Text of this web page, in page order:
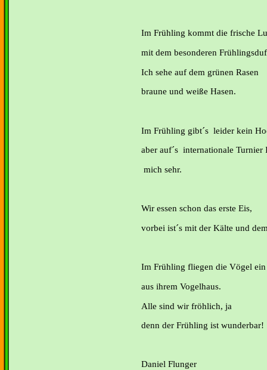
Im Frühling kommt die frische
mit dem besonderen
Ich sehe auf dem grünen Rasen
braune und weiße Hasen.
Im Frühling gibt´s leider kein
aber auf´s internationale
mich sehr.
Wir essen schon das erste Eis,
vorbei ist´s mit der Kälte und
Im Frühling fliegen die Vögel ein
aus ihrem Vogelhaus.
Alle sind wir fröhlich, ja
denn der Frühling ist wunderbar!
Daniel Flunger